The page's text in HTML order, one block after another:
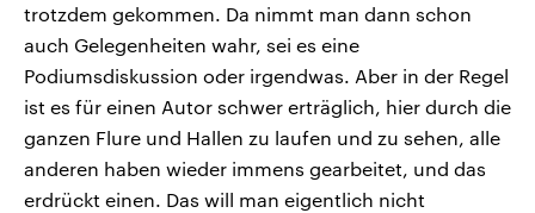
trotzdem gekommen. Da nimmt man dann schon
auch Gelegenheiten wahr, sei es eine
Podiumsdiskussion oder irgendwas. Aber in der Regel
ist es für einen Autor schwer erträglich, hier durch die
ganzen Flure und Hallen zu laufen und zu sehen, alle
anderen haben wieder immens gearbeitet, und das
erdrückt einen. Das will man eigentlich nicht